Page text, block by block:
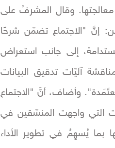
معالجتها. وقال المشرفُ على
إنَّ "الاجتماع تضمّن شرحًا
إلى جانب استعراض
المتحقّقة في عام 2025، ومناقشة آليّات تدقيق البيانات
وأضاف، أنَّ "الاجتماع
التي واجهت المنسّقين في
بما يُسهِمُ في تطوير الأداء